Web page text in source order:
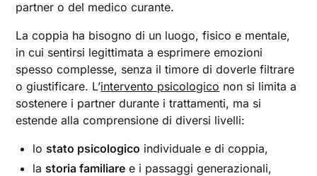
partner o del medico curante.
La coppia ha bisogno di un luogo, fisico e mentale,
in cui sentirsi legittimata a esprimere emozioni
spesso complesse, senza il timore di doverle filtrare
o giustificare. L’intervento psicologico non si limita a
sostenere i partner durante i trattamenti, ma si
estende alla comprensione di diversi livelli:
lo stato psicologico individuale e di coppia,
la storia familiare e i passaggi generazionali,